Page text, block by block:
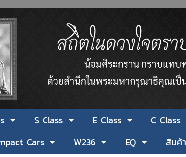
S Class E Class C Class
Cars W236 EQ สินค้